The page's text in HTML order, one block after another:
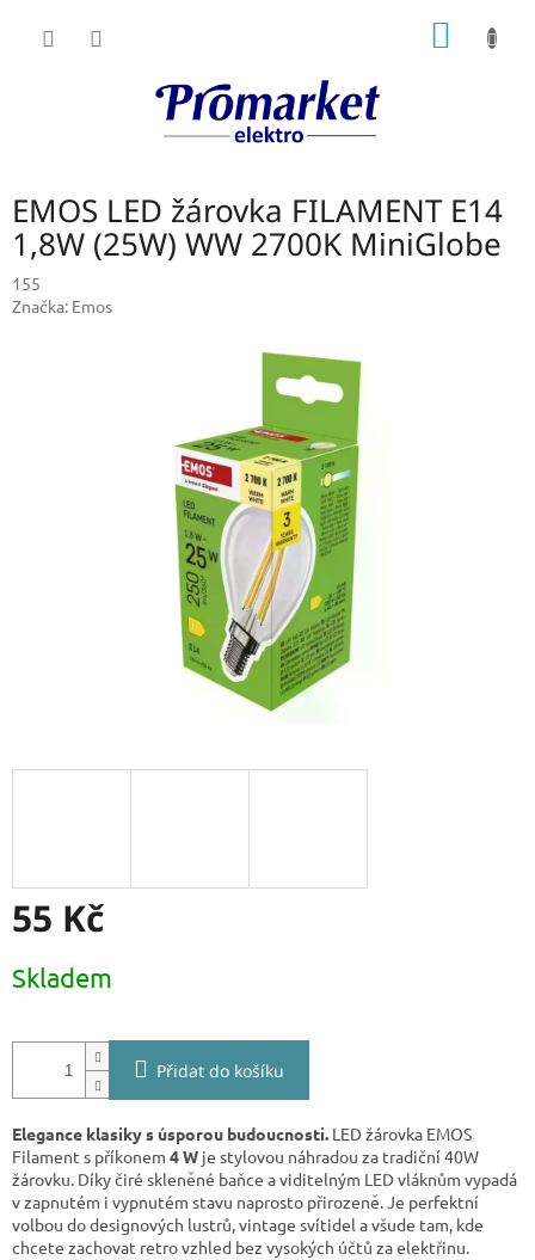
EMOS LED žárovka FILAMENT E14
1,8W (25W) WW 2700K MiniGlobe
155
Značka: Emos
55 Kč
cena:
Skladem
Přidat do košíku
Elegance klasiky s úsporou budoucnosti. LED žárovka EMOS
Filament s příkonem 4 W je stylovou náhradou za tradiční 40W
žárovku. Díky čiré skleněné baňce a viditelným LED vláknům vypadá
v zapnutém i vypnutém stavu naprosto přirozeně. Je perfektní
volbou do designových lustrů, vintage svítidel a všude tam, kde
chcete zachovat retro vzhled bez vysokých účtů za elektřinu.